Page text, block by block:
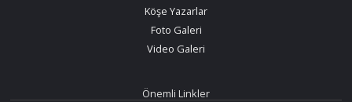
Köşe Yazarlar
Foto Galeri
Video Galeri
Önemli Linkler